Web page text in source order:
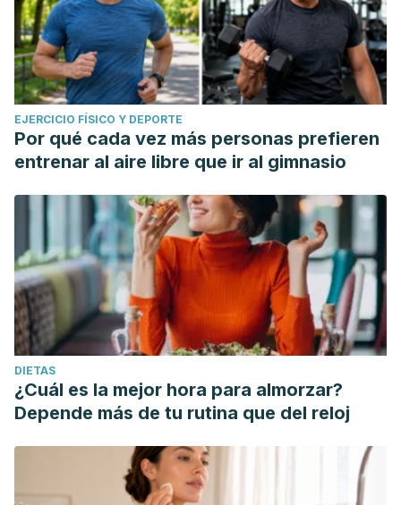
EJERCICIO FÍSICO Y DEPORTE
Por qué cada vez más personas prefieren
entrenar al aire libre que ir al gimnasio
DIETAS
¿Cuál es la mejor hora para almorzar?
Depende más de tu rutina que del reloj